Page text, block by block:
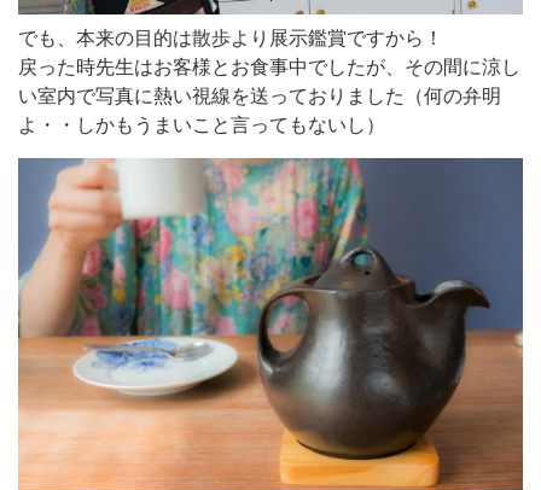
検
索:
でも、本来の目的は散歩より展示鑑賞ですから！
戻った時先生はお客様とお食事中でしたが、その間に涼し
い室内で写真に熱い視線を送っておりました（何の弁明
よ・・しかもうまいこと言ってもないし）